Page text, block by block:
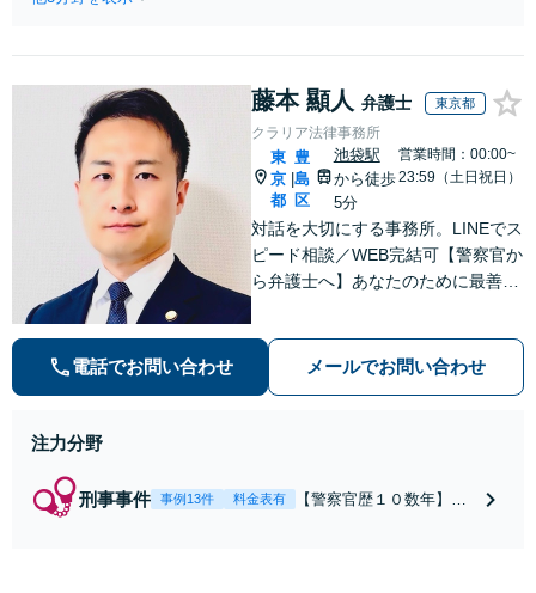
します【オンライン相談OK】
6分】
藤本 顯人 弁護士 東京都
クラリア法律事務所
東
京
都
豊
島
区
池袋駅
から徒歩
5分
営業時間：00:00~
23:59（土日祝日）
対話を大切にする事務所。LINEでス
ピード相談／WEB完結可【警察官か
ら弁護士へ】あなたのために最善の
婚などの民事から刑事事件まで幅広
く支援【完全個室】
電話でお問い合わせ メールでお問い合わせ
注力分野
刑事事件 事例13件 料金表有
【警察官歴１０数年】